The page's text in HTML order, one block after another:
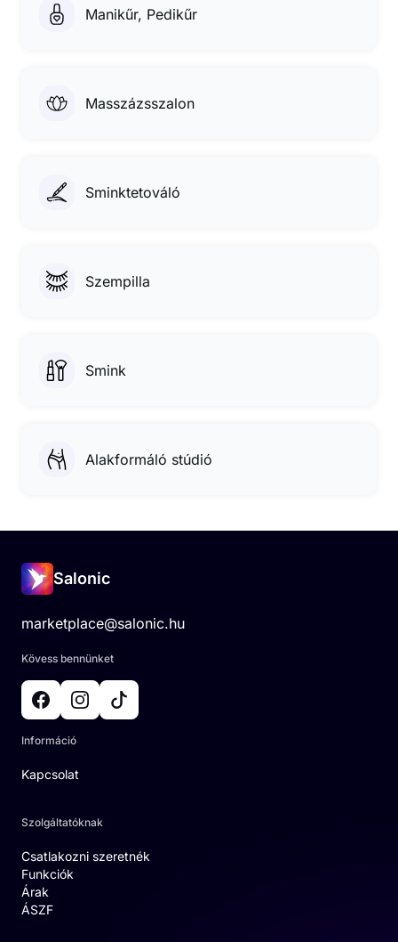
Manikűr, Pedikűr
Masszázsszalon
Sminktetováló
Szempilla
Smink
Alakformáló stúdió
Salonic
marketplace@salonic.hu
Kövess bennünket
Információ
Kapcsolat
Szolgáltatóknak
Csatlakozni szeretnék
Funkciók
Árak
ÁSZF